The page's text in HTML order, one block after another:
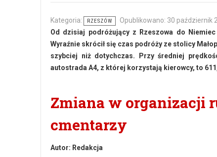
Kategoria: RZESZÓW
Opublikowano: 30 październik
Od dzisiaj podróżujący z Rzeszowa do
Wyraźnie skrócił się czas podróży ze stolicy
szybciej niż dotychczas. Przy średniej
autostrada A4, z której korzystają kierowcy, to
Zmiana w organizacji
cmentarzy
Autor: Redakcja